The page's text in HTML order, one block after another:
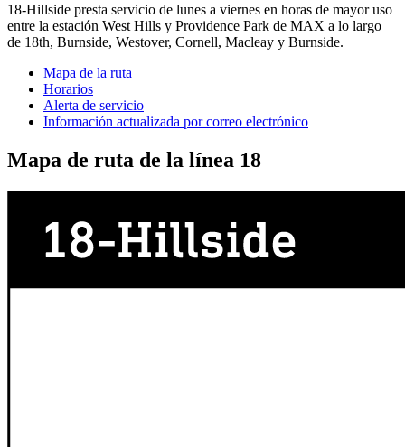
18-Hillside presta servicio de lunes a viernes en horas de mayor uso
entre la estación West Hills y Providence Park de MAX a lo largo
de 18th, Burnside, Westover, Cornell, Macleay y Burnside.
Mapa de la ruta
Horarios
Alerta de servicio
Información actualizada por correo electrónico
Mapa de ruta de la línea 18